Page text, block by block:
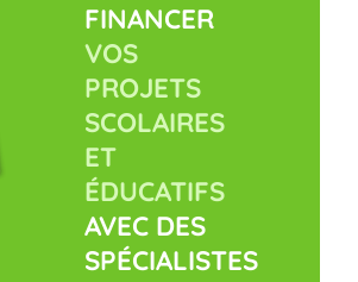
FINANCER
VOS
PROJETS
SCOLAIRES
ET
ÉDUCATIFS
AVEC DES
SPÉCIALISTES